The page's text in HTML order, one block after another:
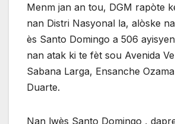
Menm jan an tou, DGM rapòte
nan Distri Nasyonal la, alòske
ès Santo Domingo a 506
nan atak ki te fèt sou Avenida
Sabana Larga, Ensanche
Duarte.
Nan lwès Santo Domingo ,